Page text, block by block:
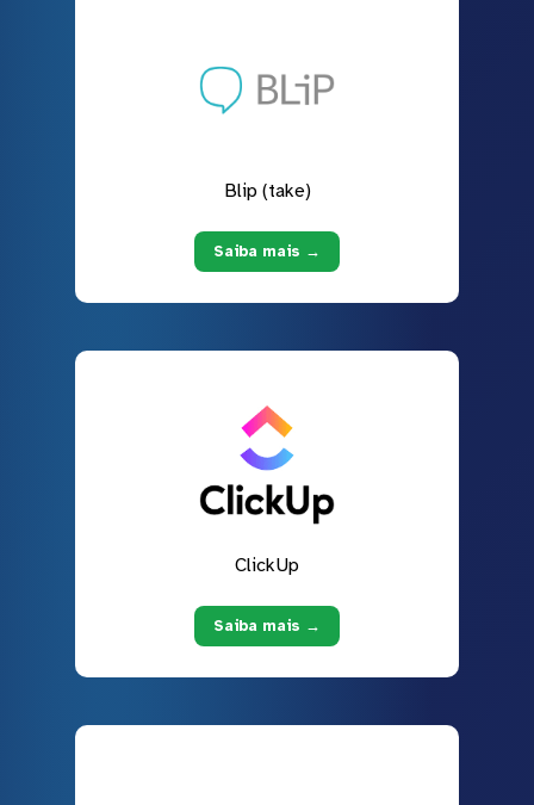
Blip (take)
Saiba mais →
ClickUp
Saiba mais →